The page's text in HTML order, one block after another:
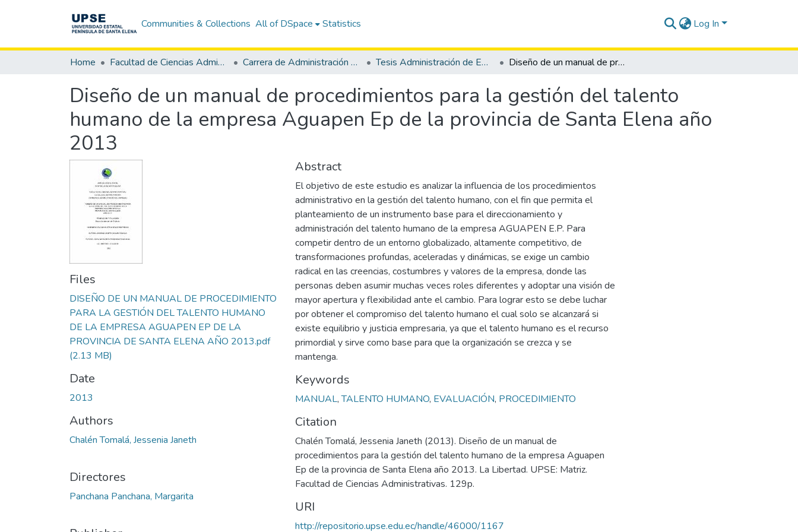
Communities & Collections All of DSpace Statistics Log In
Home Facultad de Ciencias Administrativas Carrera de Administración de Empresas Tesis Administración de Empresas Diseño de un manual de procedimientos para la gestión del talento humano de la empresa Aguapen Ep de la provincia de Santa Elena año 2013
Diseño de un manual de procedimientos para la gestión del talento
humano de la empresa Aguapen Ep de la provincia de Santa Elena año
2013
Files
DISEÑO DE UN MANUAL DE PROCEDIMIENTO
PARA LA GESTIÓN DEL TALENTO HUMANO
DE LA EMPRESA AGUAPEN EP DE LA
PROVINCIA DE SANTA ELENA AÑO 2013.pdf
(2.13 MB)
Date
2013
Authors
Chalén Tomalá, Jessenia Janeth
Directores
Panchana Panchana, Margarita
Abstract
El objetivo de este estudio es analizar la influencia de los procedimientos
administrativo en la gestión del talento humano, con el fin que permita el
planteamiento de un instrumento base para el direccionamiento y
administración del talento humano de la empresa AGUAPEN E.P. Para
competir dentro de un entorno globalizado, altamente competitivo, de
transformaciones profundas, aceleradas y dinámicas, se exige un cambio
radical en las creencias, costumbres y valores de la empresa, donde las
personas deben asumir muchas veces roles diferentes y adoptar una visión de
mayor apertura y flexibilidad ante el cambio. Para lograr esto se debe luchar
por obtener el compromiso del talento humano el cual solo se alcanzará si
existe equilibrio y justicia empresaria, ya que el talento humano es el recurso
primordial y sirve como base para que la organización se crezca y se
mantenga.
Keywords
MANUAL,TALENTO HUMANO, EVALUACIÓN, PROCEDIMIENTO
Citation
Chalén Tomalá, Jessenia Janeth (2013). Diseño de un manual de
procedimientos para la gestión del talento humano de la empresa Aguapen
Ep de la provincia de Santa Elena año 2013. La Libertad. UPSE: Matriz.
Facultad de Ciencias Administrativas. 129p.
URI
http://repositorio.upse.edu.ec/handle/46000/1167